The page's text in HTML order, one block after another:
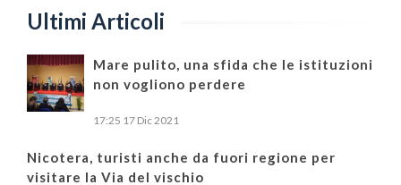
Ultimi Articoli
Mare pulito, una sfida che le istituzioni
non vogliono perdere
17:25 17 Dic 2021
Nicotera, turisti anche da fuori regione per
visitare la Via del vischio